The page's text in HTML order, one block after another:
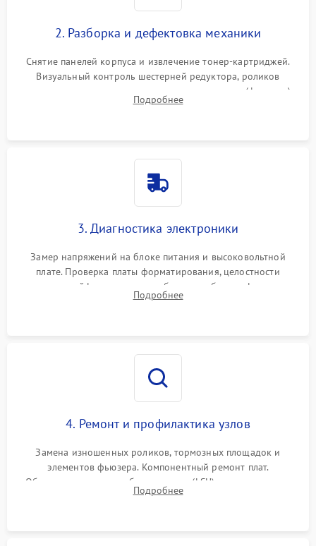
2. Разборка и дефектовка механики
Снятие панелей корпуса и извлечение тонер-картриджей.
Визуальный контроль шестерней редуктора, роликов
захвата, термопленки и прижимного вала в печи (фьюзере).
Проверка оптики сканера на загрязнения.
Подробнее
3. Диагностика электроники
Замер напряжений на блоке питания и высоковольтной
плате. Проверка платы форматирования, целостности
плоских шлейфов сканера и работоспособности флажков и
оптопар (датчиков прохождения бумаги).
Подробнее
4. Ремонт и профилактика узлов
Замена изношенных роликов, тормозных площадок и
элементов фьюзера. Компонентный ремонт плат.
Обязательная очистка блока лазера (LSU), зеркал и тракта
печати от просыпанного тонера и бумажной пыли.
Подробнее